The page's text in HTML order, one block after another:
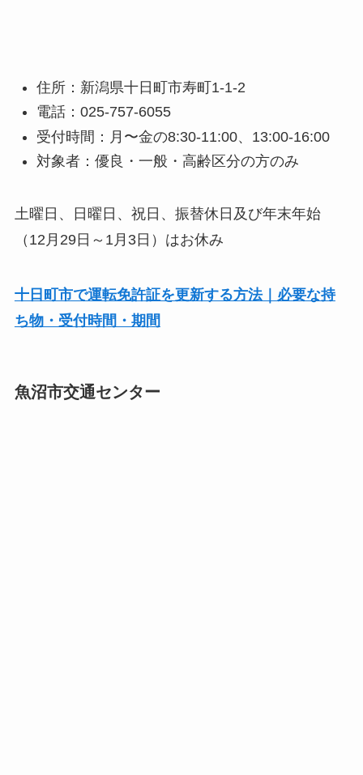
住所：新潟県十日町市寿町1-1-2
電話：025-757-6055
受付時間：月〜金の8:30-11:00、13:00-16:00
対象者：優良・一般・高齢区分の方のみ
土曜日、日曜日、祝日、振替休日及び年末年始
（12月29日～1月3日）はお休み
十日町市で運転免許証を更新する方法｜必要な持
ち物・受付時間・期間
魚沼市交通センター